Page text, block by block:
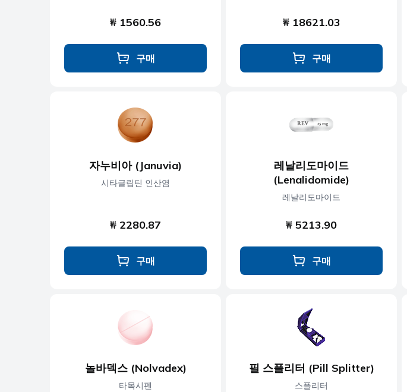
₩ 1560.56
구매
₩ 18621.03
구매
자누비아 (Januvia)
시타글립틴 인산염
₩ 2280.87
구매
레날리도마이드
(Lenalidomide)
레날리도마이드
₩ 5213.90
구매
놀바덱스 (Nolvadex)
타목시펜
필 스플리터 (Pill Splitter)
스플리터